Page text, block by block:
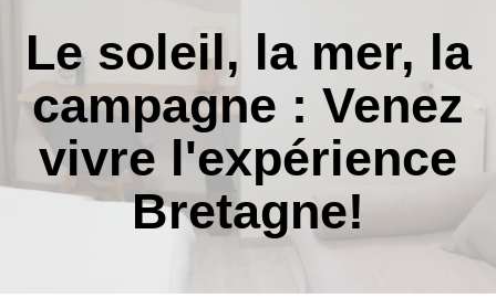
Le soleil, la mer, la
campagne : Venez
vivre l'expérience
Bretagne!